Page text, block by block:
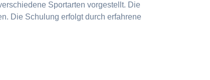
Sportarten vorgestellt. Die
Die Schulung erfolgt durch erfahrene